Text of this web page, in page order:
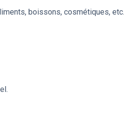
boissons, cosmétiques,